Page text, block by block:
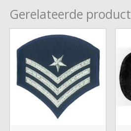
Gerelateerde